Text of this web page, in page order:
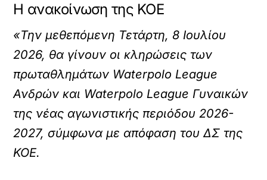
Η ανακοίνωση της ΚΟΕ
«Την μεθεπόμενη Τετάρτη, 8 Ιουλίου
2026, θα γίνουν οι κληρώσεις των
πρωταθλημάτων Waterpolo League
Ανδρών και Waterpolo League Γυναικών
της νέας αγωνιστικής περιόδου 2026-
2027, σύμφωνα με απόφαση του ΔΣ της
ΚΟΕ.